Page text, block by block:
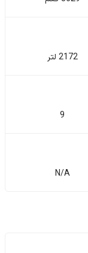
2172 لتر
9
N/A